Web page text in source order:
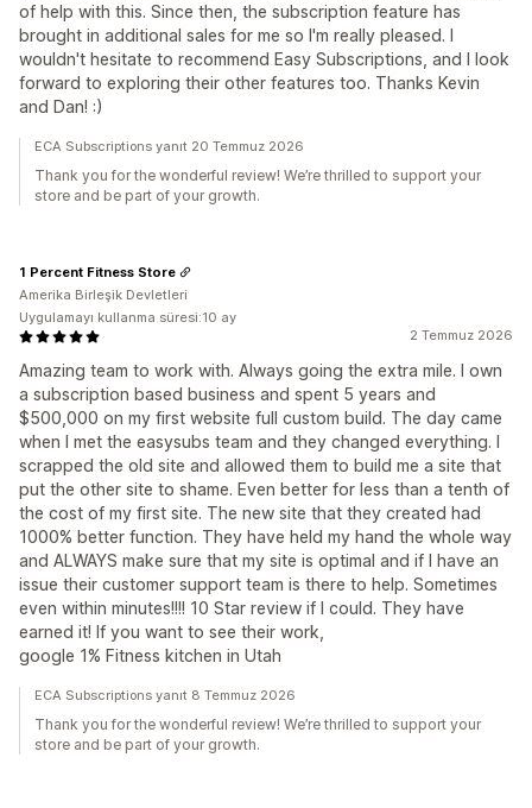
of help with this. Since then, the subscription feature has
brought in additional sales for me so I'm really pleased. I
wouldn't hesitate to recommend Easy Subscriptions, and I look
forward to exploring their other features too. Thanks Kevin
and Dan! :)
ECA Subscriptions yanıt 20 Temmuz 2026
Thank you for the wonderful review! We’re thrilled to support your
store and be part of your growth.
2 Temmuz 2026
Amazing team to work with. Always going the extra mile. I own
a subscription based business and spent 5 years and
$500,000 on my first website full custom build. The day came
when I met the easysubs team and they changed everything. I
scrapped the old site and allowed them to build me a site that
put the other site to shame. Even better for less than a tenth of
the cost of my first site. The new site that they created had
1000% better function. They have held my hand the whole way
and ALWAYS make sure that my site is optimal and if I have an
issue their customer support team is there to help. Sometimes
even within minutes!!!! 10 Star review if I could. They have
earned it! If you want to see their work,
google 1% Fitness kitchen in Utah
1 Percent Fitness Store
Amerika Birleşik Devletleri
Uygulamayı kullanma süresi:10 ay
ECA Subscriptions yanıt 8 Temmuz 2026
Thank you for the wonderful review! We’re thrilled to support your
store and be part of your growth.